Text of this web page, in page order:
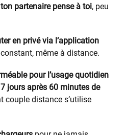
partenaire pense à toi, peu
en privé via l’application
même à distance.
pour l’usage quotidien
jours après 60 minutes de
couple distance s’utilise